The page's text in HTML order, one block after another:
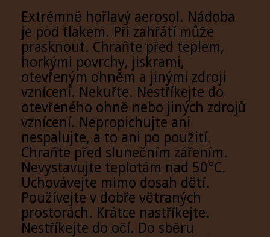
Extrémně hořlavý aerosol. Nádoba
je pod tlakem. Při zahřátí může
prasknout. Chraňte před teplem,
horkými povrchy, jiskrami,
otevřeným ohněm a jinými zdroji
vznícení. Nekuřte. Nestříkejte do
otevřeného ohně nebo jiných zdrojů
vznícení. Nepropichujte ani
nespalujte, a to ani po použití.
Chraňte před slunečním zářením.
Nevystavujte teplotám nad 50°C.
Uchovávejte mimo dosah dětí.
Používejte v dobře větraných
prostorách. Krátce nastříkejte.
Nestříkejte do očí. Do sběru